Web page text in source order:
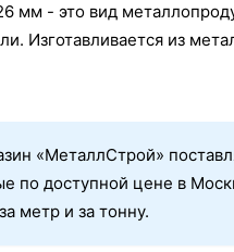
мм - это вид
Изготавливается из
«МеталлСтрой»
по доступной цене в
метр и за тонну.